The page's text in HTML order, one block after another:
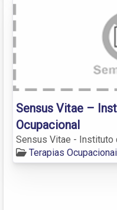
Sensus Vitae –
Ocupacional
Sensus Vitae - Instituto
Terapias